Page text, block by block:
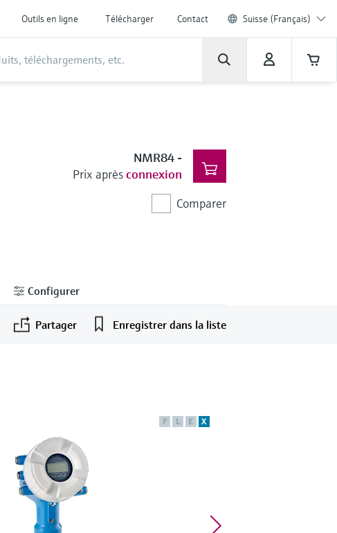
Outils en ligne Télécharger Contact Suisse (Français)
NMR84-
Prix aprèsconnexion
Comparer
Configurer
Partager Enregistrer dans la liste
F L E X